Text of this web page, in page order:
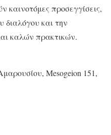
καινοτόμες προσεγγίσεις,
διαλόγου και την
καλών πρακτικών.
Mesogeion 151,